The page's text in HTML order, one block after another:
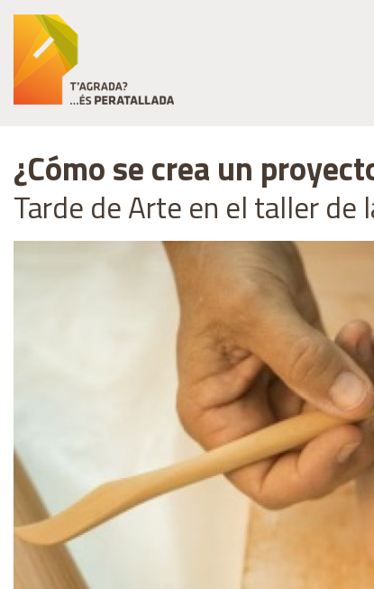
¿Cómo se crea un
Tarde de Arte en el taller